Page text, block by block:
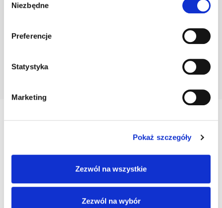
zgody
Niezbędne
Preferencje
Statystyka
Marketing
Pokaż szczegóły
Zezwól na wszystkie
Zezwól na wybór
Dostępność